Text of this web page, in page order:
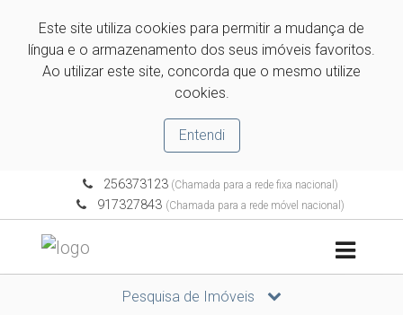
Este site utiliza cookies para permitir a mudança de
língua e o armazenamento dos seus imóveis favoritos.
Ao utilizar este site, concorda que o mesmo utilize
cookies.
Entendi
256373123(Chamada para a rede fixa nacional)
917327843 (Chamada para a rede móvel nacional)
Pesquisa de Imóveis